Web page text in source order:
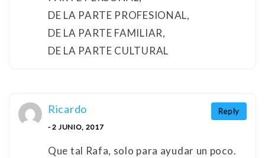
DE LA PARTE PROFESIONAL,
DE LA PARTE FAMILIAR,
DE LA PARTE CULTURAL
Reply
Ricardo
- 2 JUNIO, 2017
Que tal Rafa, solo para ayudar un poco.